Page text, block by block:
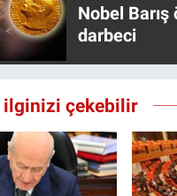
Nobel
darbeci
ilginizi çekebilir